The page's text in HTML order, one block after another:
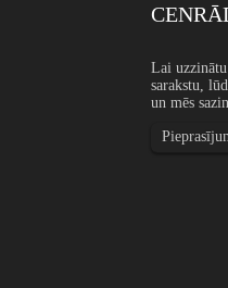
Lai
sarakstu,
un mēs
Nerūsējošā tērauda
Ievads Nerūsējošā
suku pavedieniem,
rūpnieciskām formēšanas